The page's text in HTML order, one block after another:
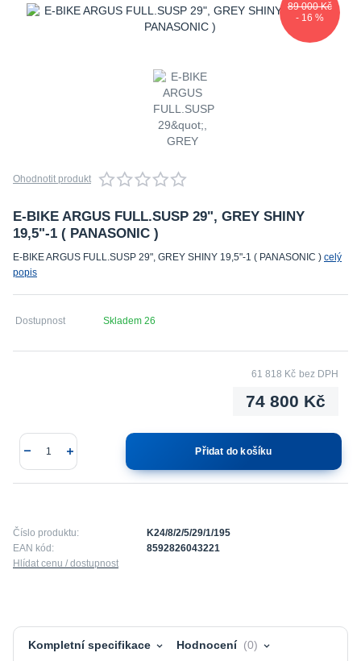
89 000 Kč
- 16 %
Ohodnotit produkt
E-BIKE ARGUS FULL.SUSP 29", GREY SHINY
19,5"-1 ( PANASONIC )
E-BIKE ARGUS FULL.SUSP 29", GREY SHINY 19,5"-1 ( PANASONIC ) celý
popis
Dostupnost Skladem 26
74 800 Kč
61 818 Kč bez DPH
Přidat do košíku
Číslo produktu:
K24/8/2/5/29/1/195
EAN kód:
8592826043221
Hlídat cenu / dostupnost
Kompletní specifikace Hodnocení 0